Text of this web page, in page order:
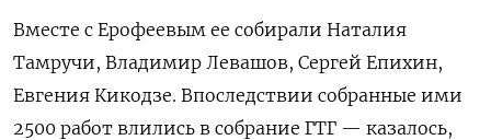
Вместе с Ерофеевым ее собирали Наталия
Тамручи, Владимир Левашов, Сергей Епихин,
Евгения Кикодзе. Впоследствии собранные ими
2500 работ влились в собрание ГТГ — казалось,